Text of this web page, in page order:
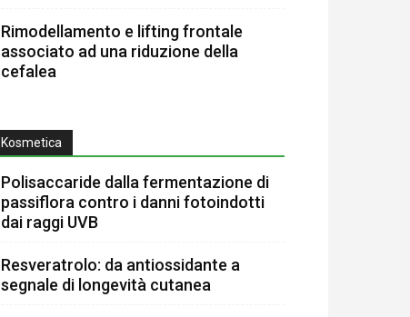
Rimodellamento e lifting frontale
associato ad una riduzione della
cefalea
Kosmetica
Polisaccaride dalla fermentazione di
passiflora contro i danni fotoindotti
dai raggi UVB
Resveratrolo: da antiossidante a
segnale di longevità cutanea